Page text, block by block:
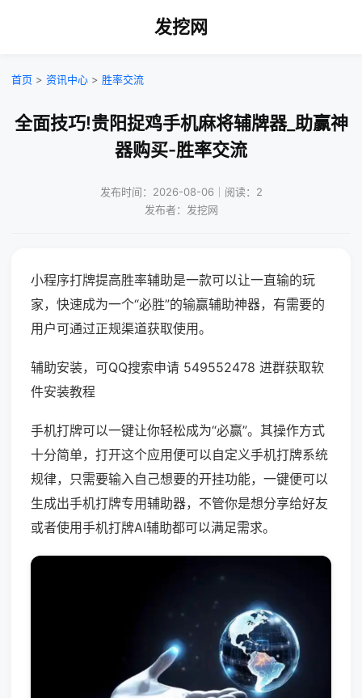
发挖网
首页 > 资讯中心 > 胜率交流
全面技巧!贵阳捉鸡手机麻将辅牌器_助赢神
器购买-胜率交流
发布时间：2026-08-06｜阅读：2
发布者：发挖网
小程序打牌提高胜率辅助是一款可以让一直输的玩
家，快速成为一个“必胜”的输赢辅助神器，有需要的
用户可通过正规渠道获取使用。
辅助安装，可QQ搜索申请 549552478 进群获取软
件安装教程
手机打牌可以一键让你轻松成为“必赢”。其操作方式
十分简单，打开这个应用便可以自定义手机打牌系统
规律，只需要输入自己想要的开挂功能，一键便可以
生成出手机打牌专用辅助器，不管你是想分享给好友
或者使用手机打牌AI辅助都可以满足需求。